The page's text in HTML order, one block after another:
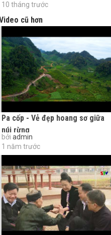
10 tháng trước
cũ hơn
Pa cốp - Vẻ đẹp hoang sơ giữa
núi rừng
bởi admin
1 năm trước